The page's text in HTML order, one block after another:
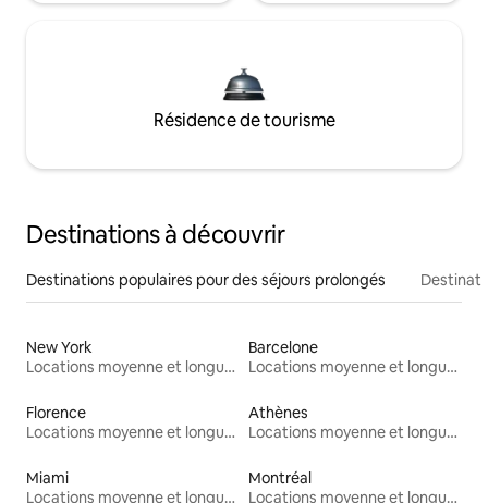
Résidence de tourisme
Destinations à découvrir
Destinations populaires pour des séjours prolongés
New York
Locations moyenne et longue durée
Barcelone
Locations moyenne et longue durée
Florence
Locations moyenne et longue durée
Athènes
Locations moyenne et longue durée
Miami
Locations moyenne et longue durée
Montréal
Locations moyenne et longue durée